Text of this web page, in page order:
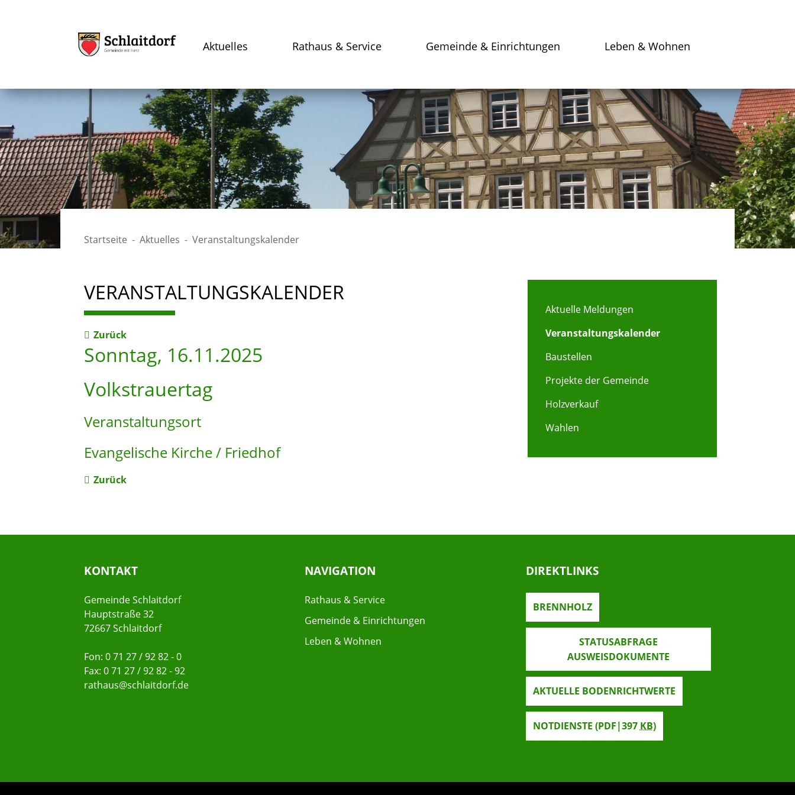
Aktuelles Rathaus & Service Gemeinde & Einrichtungen Leben & Wohnen
Startseite Aktuelles Veranstaltungskalender
VERANSTALTUNGSKALENDER
Zurück
Sonntag, 16.11.2025
Volkstrauertag
Veranstaltungsort
Evangelische Kirche / Friedhof
Zurück
Aktuelle Meldungen
Veranstaltungskalender
Baustellen
Projekte der Gemeinde
Holzverkauf
Wahlen
KONTAKT
Gemeinde Schlaitdorf
Hauptstraße 32
72667 Schlaitdorf
Fon: 0 71 27 / 92 82 - 0
Fax: 0 71 27 / 92 82 - 92
rathaus@schlaitdorf.de
NAVIGATION
Rathaus & Service
Gemeinde & Einrichtungen
Leben & Wohnen
DIREKTLINKS
BRENNHOLZ
STATUSABFRAGE
AUSWEISDOKUMENTE
AKTUELLE BODENRICHTWERTE
NOTDIENSTE (PDF|397 KB)